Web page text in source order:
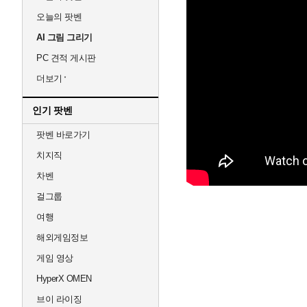
오늘의 팟벤
AI 그림 그리기
PC 견적 게시판
더보기
인기 팟벤
팟벤 바로가기
치지직
차벤
걸그룹
여행
해외게임정보
게임 영상
HyperX OMEN
브이 라이징